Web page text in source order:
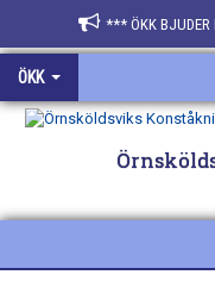
*** ÖKK BJUDER
ÖKK